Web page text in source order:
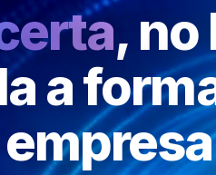
,
a